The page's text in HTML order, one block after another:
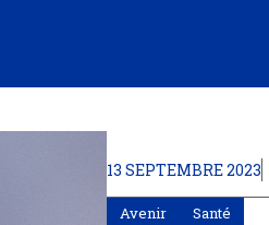
13 SEPTEMBRE 2023
Avenir Santé